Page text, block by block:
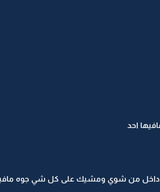
احد
داخل من شوي ومشيك على كل شي جوه